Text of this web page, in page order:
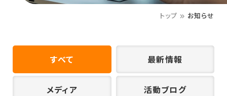
トップ お知らせ
すべて 最新情報
メディア 活動ブログ